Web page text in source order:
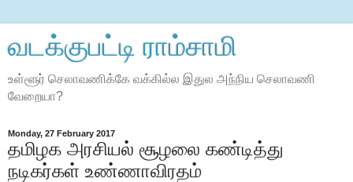
வடக்குபட்டி ராம்சாமி
உள்ளூர் செலாவணிக்கே வக்கில்ல இதுல அந்நிய செலாவணி
வேறையா?
Monday, 27 February 2017
தமிழக அரசியல் சூழலை கண்டித்து
நடிகர்கள் உண்ணாவிரதம்